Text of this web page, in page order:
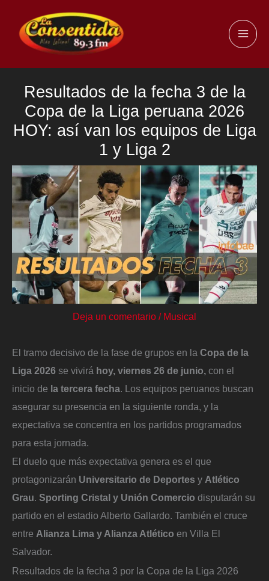
contenido
Resultados de la fecha 3 de la
Copa de la Liga peruana 2026
HOY: así van los equipos de Liga
1 y Liga 2
Deja un comentario / Musical
El tramo decisivo de la fase de grupos en la Copa de la
Liga 2026 se vivirá hoy, viernes 26 de junio, con el
inicio de la tercera fecha. Los equipos peruanos buscan
asegurar su presencia en la siguiente ronda, y la
expectativa se concentra en los partidos programados
para esta jornada.
El duelo que más expectativa genera es el que
protagonizarán Universitario de Deportes y Atlético
Grau. Sporting Cristal y Unión Comercio disputarán su
partido en el estadio Alberto Gallardo. También el cruce
entre Alianza Lima y Alianza Atlético en Villa El
Salvador.
Resultados de la fecha 3 por la Copa de la Liga 2026